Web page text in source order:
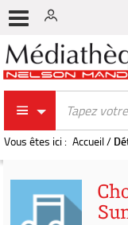
Vous êtes ici : Accueil/